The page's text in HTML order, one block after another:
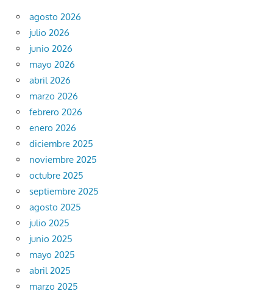
agosto 2026
julio 2026
junio 2026
mayo 2026
abril 2026
marzo 2026
febrero 2026
enero 2026
diciembre 2025
noviembre 2025
octubre 2025
septiembre 2025
agosto 2025
julio 2025
junio 2025
mayo 2025
abril 2025
marzo 2025